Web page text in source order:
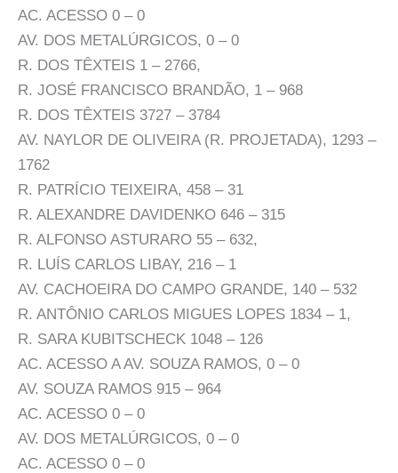
AC. ACESSO 0 – 0
AV. DOS METALÚRGICOS, 0 – 0
R. DOS TÊXTEIS 1 – 2766,
R. JOSÉ FRANCISCO BRANDÃO, 1 – 968
R. DOS TÊXTEIS 3727 – 3784
AV. NAYLOR DE OLIVEIRA (R. PROJETADA), 1293 –
1762
R. PATRÍCIO TEIXEIRA, 458 – 31
R. ALEXANDRE DAVIDENKO 646 – 315
R. ALFONSO ASTURARO 55 – 632,
R. LUÍS CARLOS LIBAY, 216 – 1
AV. CACHOEIRA DO CAMPO GRANDE, 140 – 532
R. ANTÔNIO CARLOS MIGUES LOPES 1834 – 1,
R. SARA KUBITSCHECK 1048 – 126
AC. ACESSO A AV. SOUZA RAMOS, 0 – 0
AV. SOUZA RAMOS 915 – 964
AC. ACESSO 0 – 0
AV. DOS METALÚRGICOS, 0 – 0
AC. ACESSO 0 – 0